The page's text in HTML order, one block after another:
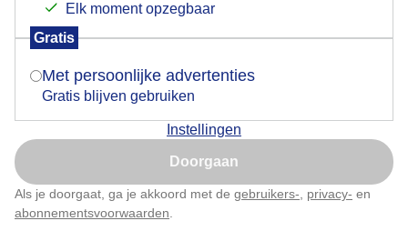
Elk moment opzegbaar
Gratis
Met persoonlijke advertenties
Gratis blijven gebruiken
Instellingen
Doorgaan
Als je doorgaat, ga je akkoord met de gebruikers- privacy- en
abonnementsvoorwaarden
verschillende meesjes die te porren waren voor
winterzwemmen. (Wij kunnen nog wel wat leren van
deze dappere winterzwemmers!) Verder waren ze de
hele dag bezig met eten. In een koude nacht raken ze
de helft van hun gewicht kwijt, en moeten daarom
flink bijtanken overdag. Nu, rond 16 u.; zoeken ze een
Is goed, toon de popup
Nu niet, misschien later
Klik hierom dit aan te passen